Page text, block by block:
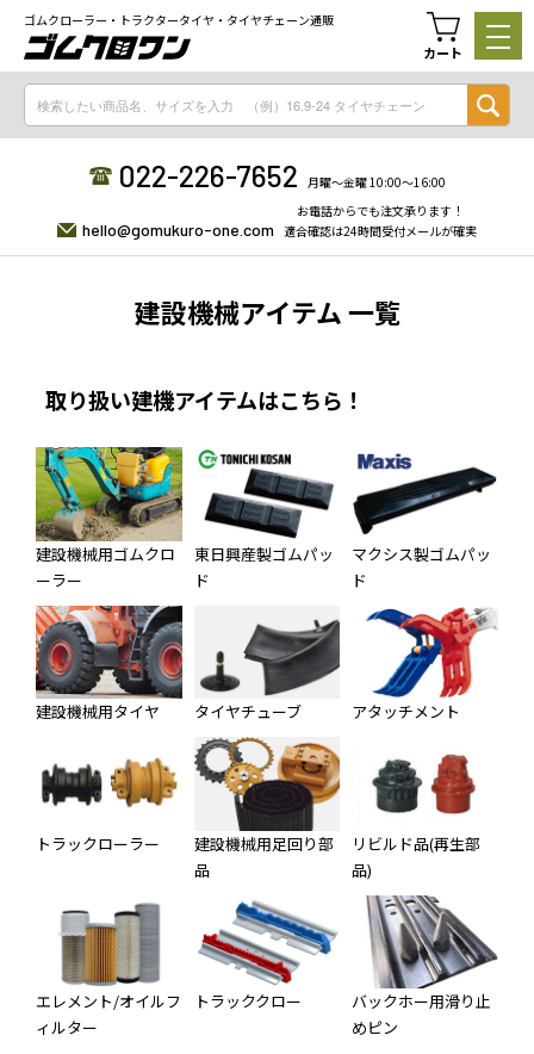
ゴムクローラー・トラクタータイヤ・タイヤチェーン通販
カート
022-226-7652 月曜〜金曜 10:00〜16:00
hello@gomukuro-one.com
お電話からでも注文承ります！
適合確認は24時間受付メールが確実
建設機械アイテム 一覧
取り扱い建機アイテムはこちら！
建設機械用ゴムクロ
ーラー
東日興産製ゴムパッ
ド
マクシス製ゴムパッ
ド
建設機械用タイヤ タイヤチューブ アタッチメント
トラックローラー
建設機械用足回り部
品
リビルド品(再生部
品)
エレメント/オイルフ
ィルター
トラッククロー
バックホー用滑り止
めピン